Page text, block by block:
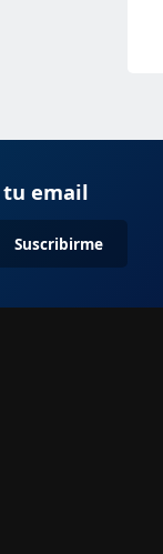
tu email
Suscribirme